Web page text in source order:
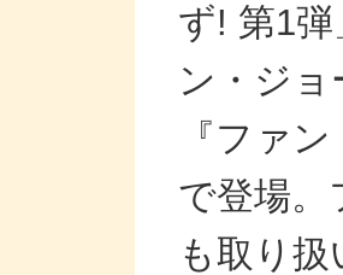
ず! 第1
ン・ジ
『ファ
で登場。
も取り扱